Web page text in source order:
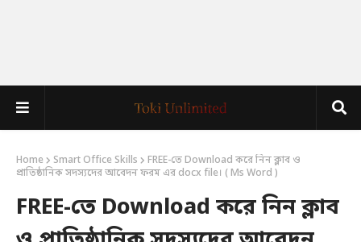
Home Smart Office Skills
FREE-তে Download করে নিন ক্লাব ও
প্রাতিষ্ঠানিক সদস্যদের আবেদন ফরম এর docx file। ( Ms Word )
FREE-তে Download করে নিন ক্লাব